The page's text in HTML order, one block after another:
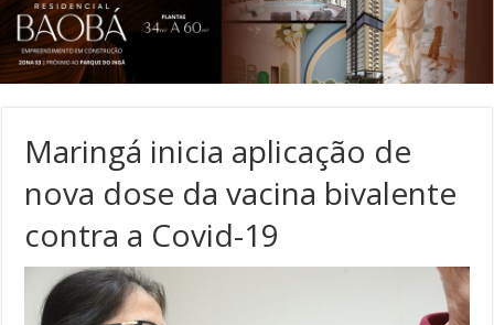
Maringá inicia aplicação de
nova dose da vacina bivalente
contra a Covid-19